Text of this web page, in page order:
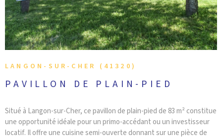
LANGON-SUR-CHER (41320)
PAVILLON DE PLAIN-PIED
Situé à Langon-sur-Cher, ce pavillon de plain-pied de 83 m² constitue
une opportunité idéale pour un primo-accédant ou un investisseur
locatif. Il offre une cuisine semi-ouverte donnant sur une pièce de